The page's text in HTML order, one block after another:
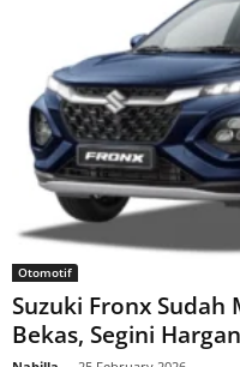
Otomotif
Suzuki Fronx
Bekas, Segini